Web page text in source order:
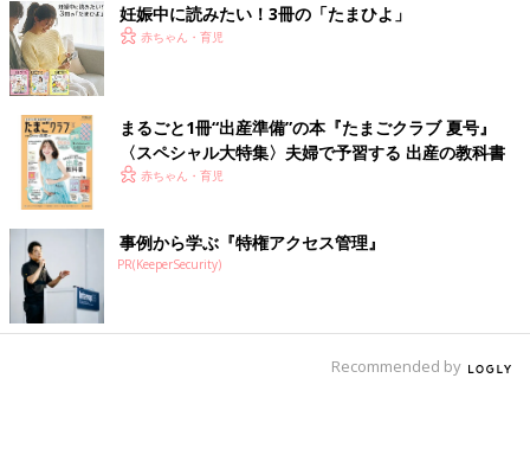
妊娠中に読みたい！3冊の「たまひよ」
赤ちゃん・育児
まるごと1冊“出産準備”の本『たまごクラブ 夏号』
〈スペシャル大特集〉夫婦で予習する 出産の教科書
赤ちゃん・育児
事例から学ぶ『特権アクセス管理』
PR(KeeperSecurity)
Recommended by